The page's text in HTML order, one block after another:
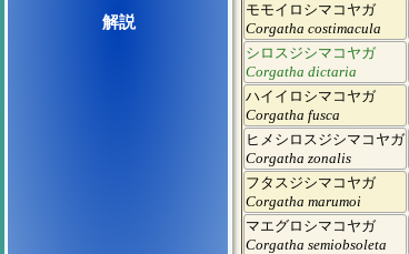
解説
モモイロシマコヤガ
Corgatha costimacula
シロスジシマコヤガ
Corgatha dictaria
ハイイロシマコヤガ
Corgatha fusca
ヒメシロスジシマコヤガ
Corgatha zonalis
フタスジシマコヤガ
Corgatha marumoi
マエグロシマコヤガ
Corgatha semiobsoleta